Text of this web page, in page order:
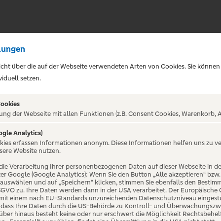
NICHT
über die auf der Webseite verwendeten Arten von Cookies. Sie
setzen.
der Webseite mit allen Funktionen (z.B. Consent Cookies, Warenkorb,
Analytics)
erfassen Informationen anonym. Diese Informationen helfen uns zu
Website nutzen.
Verarbeitung Ihrer personenbezogenen Daten auf dieser Webseite in
Google (Google Analytics): Wenn Sie den Button „Alle akzeptieren“
und auf „Speichern“ klicken, stimmen Sie ebenfalls den
zu. Ihre Daten werden dann in der USA verarbeitet. Der
einem nach EU-Standards unzureichenden Datenschutzniveau
Ihre Daten durch die US-Behörde zu Kontroll- und
hinaus besteht keine oder nur erschwert die Möglichkeit